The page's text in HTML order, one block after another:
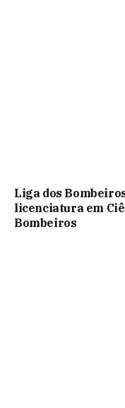
Liga dos
licenciatura em
Bombeiros